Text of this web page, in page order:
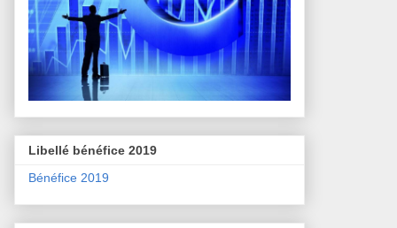
Libellé bénéfice 2019
Bénéfice 2019